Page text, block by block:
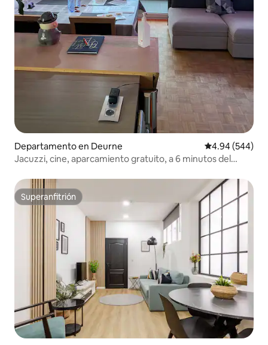
Departamento en Deurne Calificación
4.94 (544)
Jacuzzi, cine, aparcamiento gratuito, a 6 minutos del
Superanfitrión
Superanfitrión